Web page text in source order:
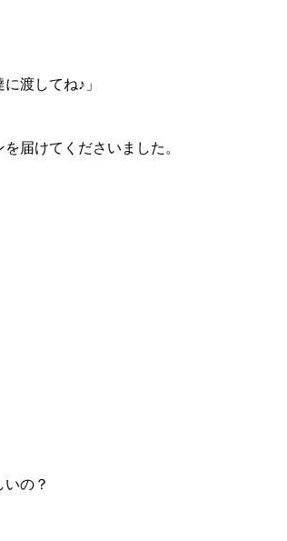
渡してね♪」
届けてくださいました。
の？